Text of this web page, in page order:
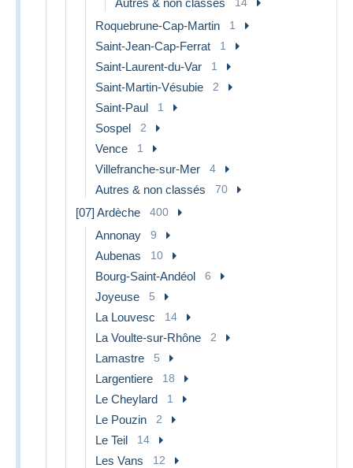
Roquebrune-Cap-Martin 1
Saint-Jean-Cap-Ferrat 1
Saint-Laurent-du-Var 1
Saint-Martin-Vésubie 2
Saint-Paul 1
Sospel 2
Vence 1
Villefranche-sur-Mer 4
Autres & non classés 70
[07] Ardèche 400
Annonay 9
Aubenas 10
Bourg-Saint-Andéol 6
Joyeuse 5
La Louvesc 14
La Voulte-sur-Rhône 2
Lamastre 5
Largentiere 18
Le Cheylard 1
Le Pouzin 2
Le Teil 14
Les Vans 12